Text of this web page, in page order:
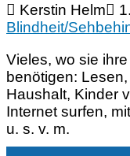
Kerstin Helm
Blindheit/
Vieles, wo sie
benötigen:
Haushalt, Kinder
Internet surfen,
u. s. v. m.